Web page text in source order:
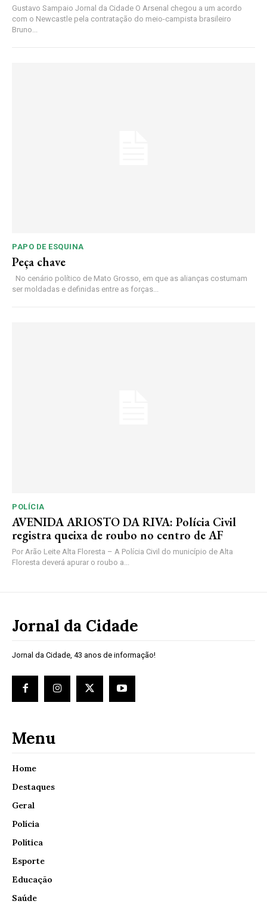
Gustavo Sampaio Jornal da Cidade O Arsenal chegou a um acordo
com o Newcastle pela contratação do meio-campista brasileiro
Bruno...
PAPO DE ESQUINA
Peça chave
No cenário político de Mato Grosso, em que as alianças costumam
ser moldadas e definidas entre as forças...
POLÍCIA
AVENIDA ARIOSTO DA RIVA: Polícia Civil
registra queixa de roubo no centro de AF
Por Arão Leite Alta Floresta – A Polícia Civil do município de Alta
Floresta deverá apurar o roubo a...
Jornal da Cidade
Jornal da Cidade, 43 anos de informação!
Menu
Home
Destaques
Geral
Polícia
Política
Esporte
Educação
Saúde